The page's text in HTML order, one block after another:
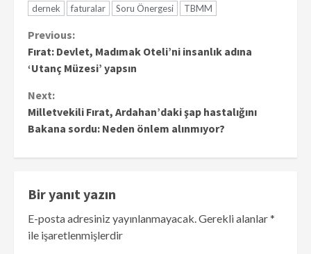
dernek
faturalar Soru Önergesi TBMM
Continue
Reading
Previous:
Fırat: Devlet, Madımak Oteli’ni insanlık adına
‘Utanç Müzesi’ yapsın
Next:
Milletvekili Fırat, Ardahan’daki şap hastalığını
Bakana sordu: Neden önlem alınmıyor?
Bir yanıt yazın
E-posta adresiniz yayınlanmayacak.Gerekli alanlar*
ile işaretlenmişlerdir